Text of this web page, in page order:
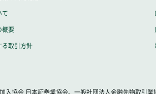
て
概要
取引方針
協会 日本証券業協会、一般社団法人金融先物取引業